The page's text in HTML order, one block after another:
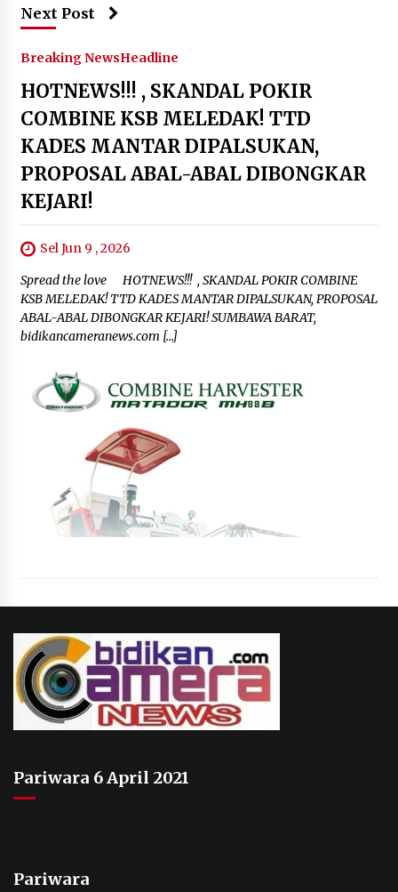
Next Post
Breaking NewsHeadline
HOTNEWS!!! , SKANDAL POKIR
COMBINE KSB MELEDAK! TTD
KADES MANTAR DIPALSUKAN,
PROPOSAL ABAL-ABAL DIBONGKAR
KEJARI!
Sel Jun 9 , 2026
Spread the love HOTNEWS!!! , SKANDAL POKIR COMBINE
KSB MELEDAK! TTD KADES MANTAR DIPALSUKAN, PROPOSAL
ABAL-ABAL DIBONGKAR KEJARI! SUMBAWA BARAT,
bidikancameranews.com […]
Pariwara 6 April 2021
Pariwara